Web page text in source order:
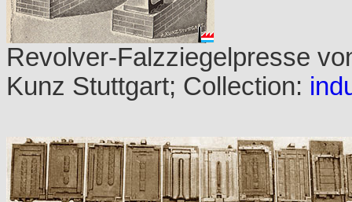
Revolver-Falzziegelpresse
Kunz Stuttgart; Collection: